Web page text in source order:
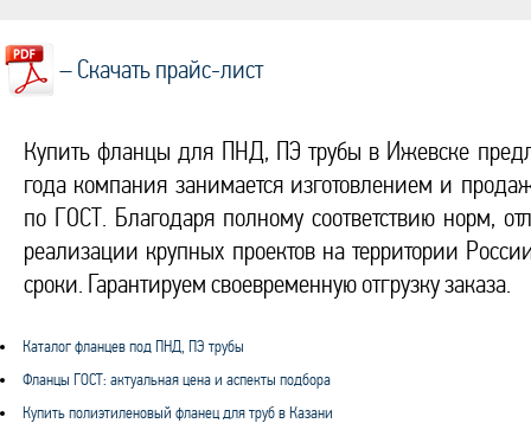
– Скачать прайс-лист
Купить фланцы для ПНД, ПЭ трубы в Ижевске
года компания занимается изготовлением и
по ГОСТ. Благодаря полному соответствию норм,
реализации крупных проектов на территории
сроки. Гарантируем своевременную отгрузку заказа.
Каталог фланцев под ПНД, ПЭ трубы
Фланцы ГОСТ: актуальная цена и аспекты подбора
Купить полиэтиленовый фланец для труб в Казани